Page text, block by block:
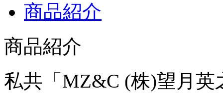
商品紹介
商品紹介
私共「MZ&C (株)望月